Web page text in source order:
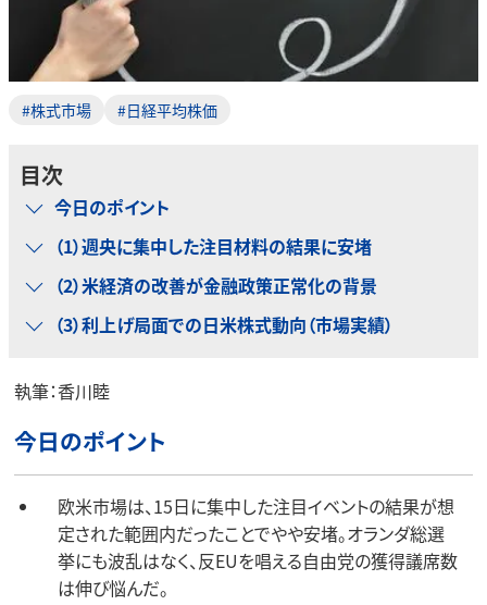
#株式市場 #日経平均株価
目次
今日のポイント
（1）週央に集中した注目材料の結果に安堵
（2）米経済の改善が金融政策正常化の背景
（3）利上げ局面での日米株式動向（市場実績）
執筆：香川睦
今日のポイント
欧米市場は、15日に集中した注目イベントの結果が想
定された範囲内だったことでやや安堵。オランダ総選
挙にも波乱はなく、反EUを唱える自由党の獲得議席数
は伸び悩んだ。